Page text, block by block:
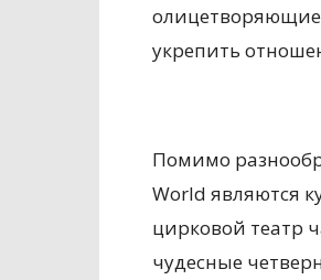
олицетворяющие
укрепить
Помимо
World являются
цирковой театр
чудесные